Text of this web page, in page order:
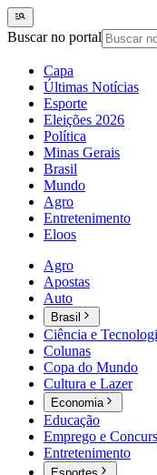
Buscar no portal
Capa
Últimas Notícias
Esporte
Eleições 2026
Política
Minas Gerais
Brasil
Mundo
Agro
Entretenimento
Eloos
Agro
Apostas
Auto
Brasil
Ciência e
Colunas
Copa do Mundo
Cultura e Lazer
Economia
Educação
Emprego e
Entretenimento